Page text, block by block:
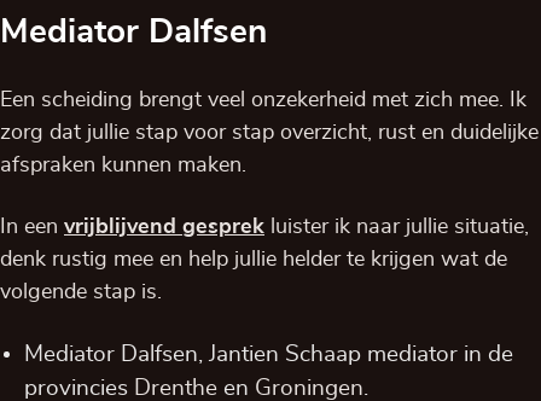
Mediator Dalfsen
Een scheiding brengt veel onzekerheid met zich mee. Ik
zorg dat jullie stap voor stap overzicht, rust en duidelijke
afspraken kunnen maken.
In een vrijblijvend gesprek luister ik naar jullie situatie,
denk rustig mee en help jullie helder te krijgen wat de
volgende stap is.
Mediator Dalfsen, Jantien Schaap mediator in de
provincies Drenthe en Groningen.